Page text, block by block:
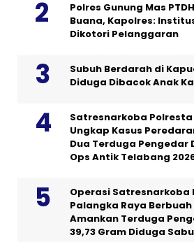
Polres Gunung Mas
Buana, Kapolres:
Dikotori Pelanggaran
Subuh Berdarah di
Diduga Dibacok Anak
Satresnarkoba Polresta
Ungkap Kasus
Dua Terduga Pengedar
Ops Antik Telabang
Operasi Satresnarkoba
Palangka Raya Berbuah
Amankan Terduga
39,73 Gram Diduga Sabu